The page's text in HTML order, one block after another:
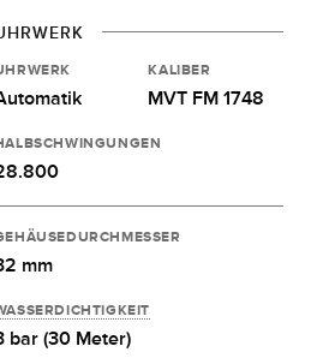
KALIBER
MVT FM 1748
mm
bar (30 Meter)